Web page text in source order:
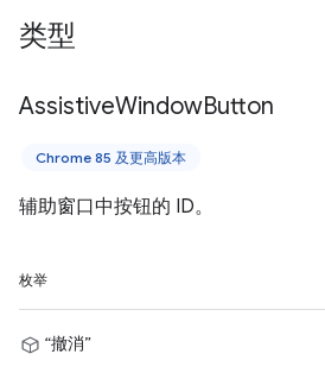
类型
AssistiveWindowButton
Chrome 85 及更高版本
辅助窗口中按钮的 ID。
枚举
“撤消”